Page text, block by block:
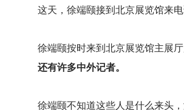
这天，徐端颐接到北京展览馆来
徐端颐按时来到北京展览馆主展厅
还有许多中外记者。
徐端颐不知道这些人是什么来头